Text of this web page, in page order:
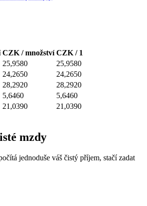
CZK / množství CZK / 1
25,9580
25,9580
24,2650
24,2650
28,2920
28,2920
5,6460
5,6460
21,0390
21,0390
mzdy
jednoduše váš čistý příjem, stačí zadat